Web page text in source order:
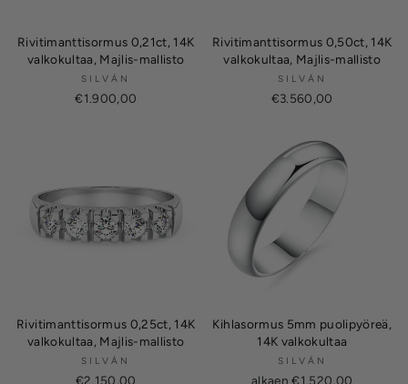
Rivitimanttisormus 0,21ct, 14K
valkokultaa, Majlis-mallisto
SILVÁN
€1.900,00
Rivitimanttisormus 0,50ct, 14K
valkokultaa, Majlis-mallisto
SILVÁN
€3.560,00
Rivitimanttisormus 0,25ct, 14K
valkokultaa, Majlis-mallisto
SILVÁN
€2.150,00
Kihlasormus 5mm puolipyöreä,
14K valkokultaa
SILVÁN
alkaen €1.520,00